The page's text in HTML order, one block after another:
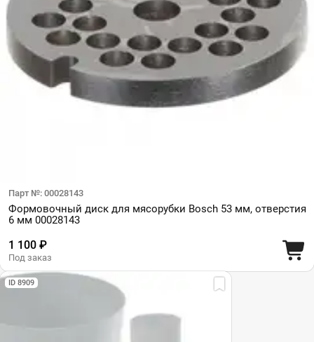
Парт №: 00028143
Формовочный диск для мясорубки Bosch 53 мм, отверстия
6 мм 00028143
1 100 ₽
Под заказ
ID 8909